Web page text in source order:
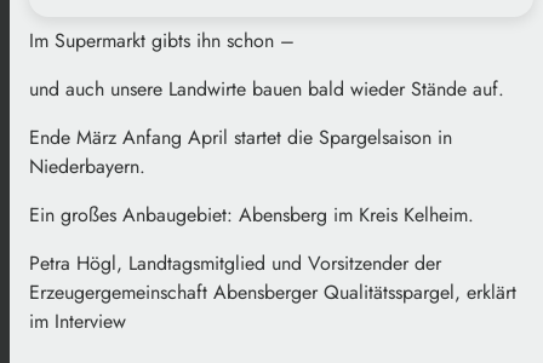
Im Supermarkt gibts ihn schon –
und auch unsere Landwirte bauen bald wieder Stände auf.
Ende März Anfang April startet die Spargelsaison in
Niederbayern.
Ein großes Anbaugebiet: Abensberg im Kreis Kelheim.
Petra Högl, Landtagsmitglied und Vorsitzender der
Erzeugergemeinschaft Abensberger Qualitätsspargel, erklärt
im Interview